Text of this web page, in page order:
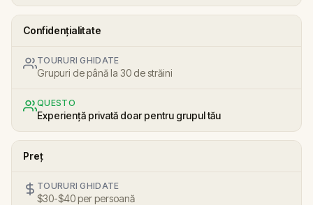
Confidențialitate
TOURURI GHIDATE
Grupuri de până la 30 de străini
QUESTO
Experiență privată doar pentru grupul tău
Preț
TOURURI GHIDATE
$30-$40 per persoană